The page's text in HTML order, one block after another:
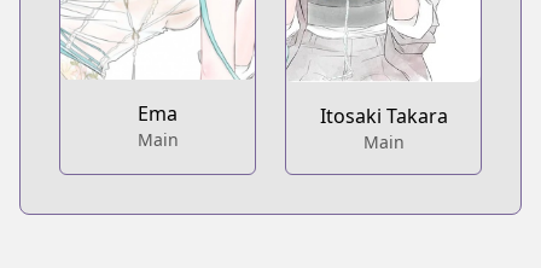
Ema
Main
Itosaki Takara
Main